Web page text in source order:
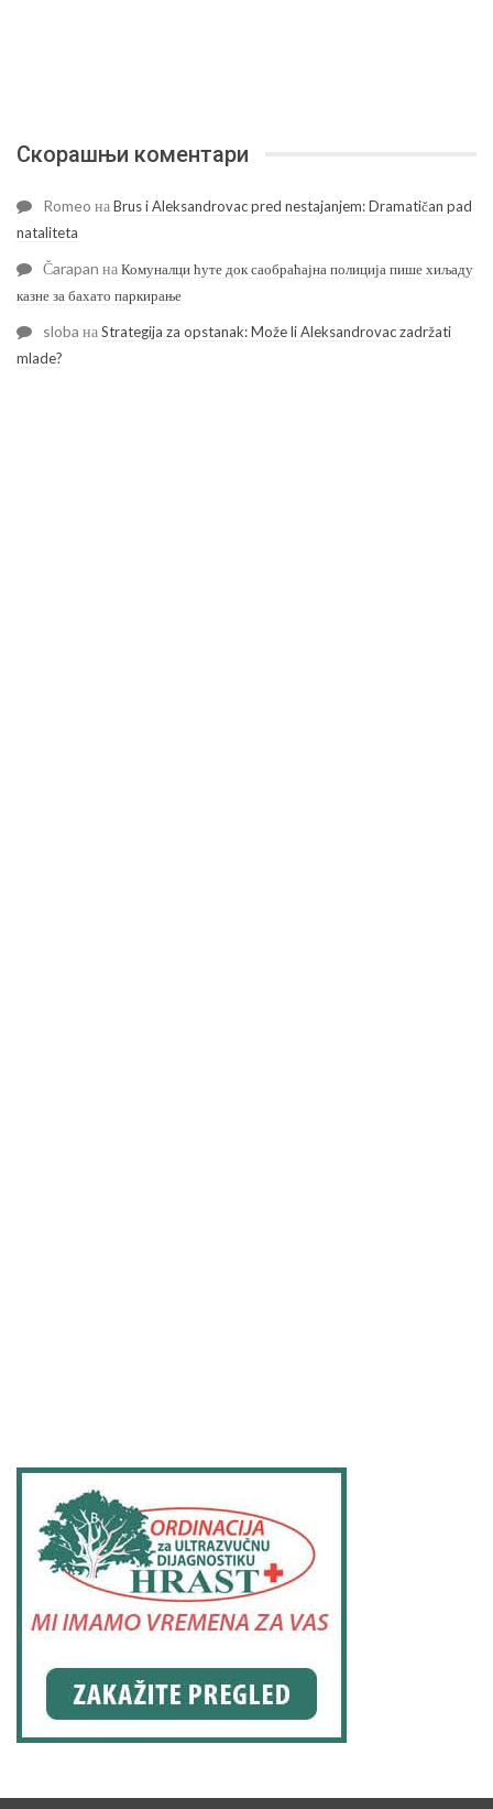
Скорашњи коментари
Romeo наBrus i Aleksandrovac pred nestajanjem: Dramatičan pad
nataliteta
Čarapan наКомуналци ћуте док саобраћајна полиција пише хиљаду
казне за бахато паркирање
sloba наStrategija za opstanak: Može li Aleksandrovac zadržati
mlade?